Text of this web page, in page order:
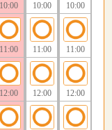
10:00
11:00
12:00
10:00
11:00
12:00
10:00
11:00
12:00